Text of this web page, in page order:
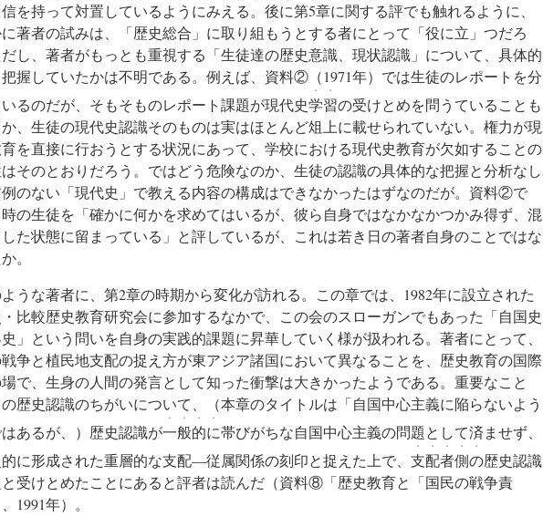
を持って対置しているようにみえる。後に第5章に関する評でも触れるように、
著者の試みは、「歴史総合」に取り組もうとする者にとって「役に立」つだろ
だし、著者がもっとも重視する「生徒達の歴史意識、現状認識」について、具体的
握していたかは不明である。例えば、資料②（1971年）では生徒のレポートを分
るのだが、そもそものレポート課題が現代史学習
・・
の受けとめを問うていることも
、生徒の現代史認識そのものは実はほとんど俎上に載せられていない。権力が現
を直接に行おうとする状況にあって、学校における現代史教育が欠如することの
そのとおりだろう。ではどう危険なのか、生徒の認識の具体的な把握と分析なし
のない「現代史」で教える内容の構成はできなかったはずなのだが。資料②で
の生徒を「確かに何かを求めてはいるが、彼ら自身ではなかなかつかみ得ず、混
た状態に留まっている」と評しているが、これは若き日の著者自身のことではな
。
うな著者に、第2章の時期から変化が訪れる。この章では、1982年に設立された
比較歴史教育研究会に参加するなかで、この会のスローガンでもあった「自国史
」という問いを自身の実践的課題に昇華していく様が扱われる。著者にとって、
争と植民地支配の捉え方が東アジア諸国において異なることを、歴史教育の国際
で、生身の人間の発言として知った衝撃は大きかったようである。重要なこと
歴史認識のちがいについて、（本章のタイトルは「自国中心主義に陥らないよう
あるが、）歴史認識が一般的に
・・・・
帯びがちな自国中心主義の問題として済ませず、
に形成された重層的な支配―従属関係の刻印と捉えた上で、 支配者側の
・・・・・
歴史認識
受けとめたことにあると評者は読んだ（資料⑧「歴史教育と「国民の戦争責
1991年）。